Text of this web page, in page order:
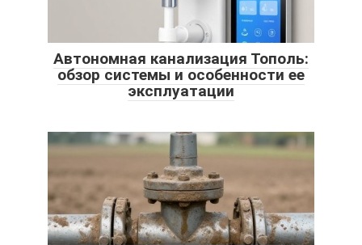
Автономная канализация Тополь:
обзор системы и особенности ее
эксплуатации